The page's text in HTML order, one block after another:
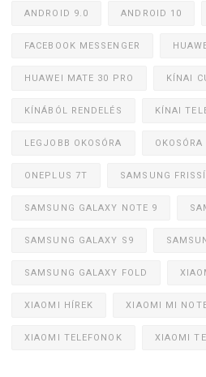
ANDROID 9.0 ANDROID 10
FACEBOOK MESSENGER
HUAWEI MATE 30 PRO KÍNAI
KÍNÁBÓL RENDELÉS KÍNAI
LEGJOBB OKOSÓRA OKOSÓRA
ONEPLUS 7T SAMSUNG
SAMSUNG GALAXY NOTE 9
SAMSUNG GALAXY S9
SAMSUNG GALAXY FOLD
XIAOMI HÍREK XIAOMI MI
XIAOMI TELEFONOK XIAOMI